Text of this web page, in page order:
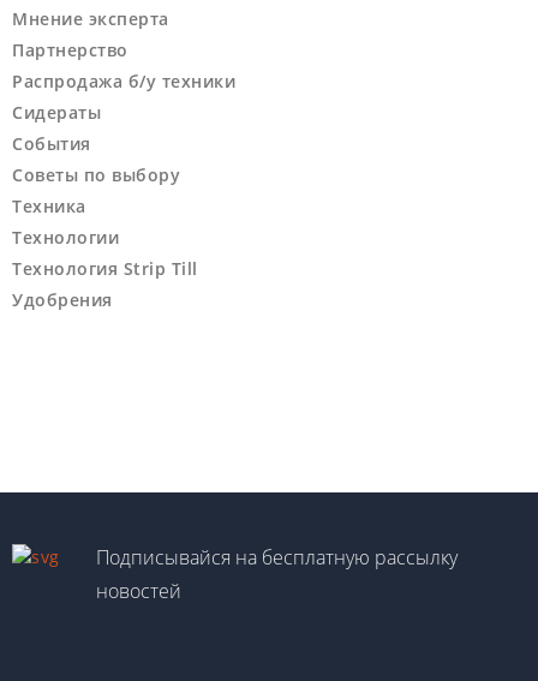
Мнение эксперта
Партнерство
Распродажа б/у техники
Сидераты
События
Советы по выбору
Техника
Технологии
Технология Strip Till
Удобрения
Подписывайся на бесплатную рассылку
новостей